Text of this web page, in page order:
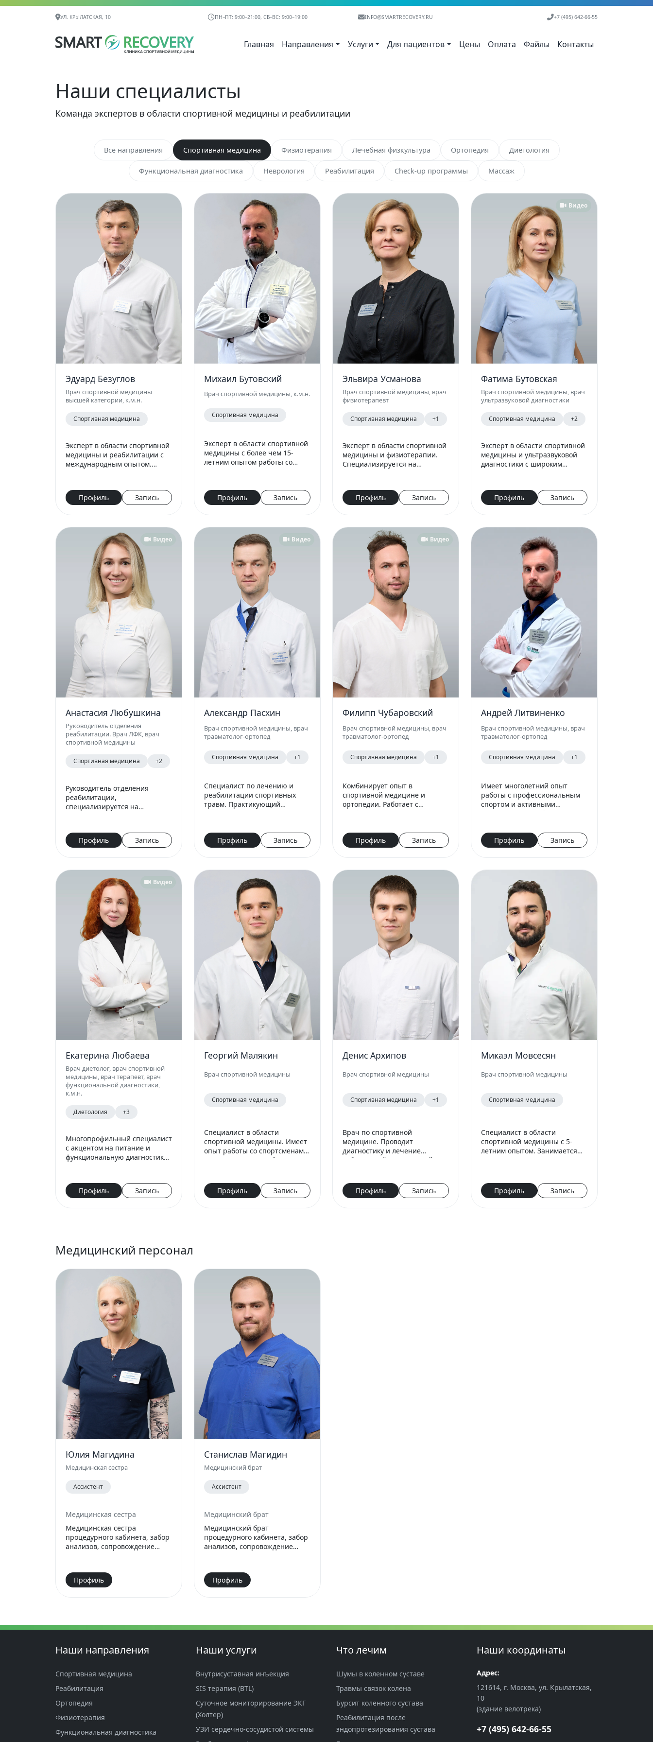
Контактная информация
УЛ. КРЫЛАТСКАЯ, 10 ПН–ПТ: 9:00–21:00, СБ–ВС: 9:00–19:00 INFO@SMARTRECOVERY.RU +7 (495) 642-66-55
Главная Направления Услуги Для пациентов Цены Оплата Файлы Контакты
Наши специалисты
Команда экспертов в области спортивной медицины и реабилитации
Все направления Спортивная медицина Физиотерапия Лечебная физкультура Ортопедия Диетология
Функциональная диагностика Неврология Реабилитация Check-up программы Массаж
Эдуард Безуглов
Врач спортивной медицины
высшей категории, к.м.н.
Спортивная медицина
Эксперт в области спортивной
медицины и реабилитации с
международным опытом.
данных Scopus и WoS.
Профиль Запись
Михаил Бутовский
Врач спортивной медицины, к.м.н.
Спортивная медицина
Эксперт в области спортивной
медицины с более чем 15-
летним опытом работы со
футбольных клубах и
национальной сборной,
обладает глу…
Профиль Запись
Эльвира Усманова
Врач спортивной медицины, врач
физиотерапевт
Спортивная медицина +1
Эксперт в области спортивной
медицины и физиотерапии.
Специализируется на
европейские протоколы.
Имеет опыт работы с нацио…
Профиль Запись
Видео
Фатима Бутовская
Врач спортивной медицины, врач
ультразвуковой диагностики
Спортивная медицина +2
Эксперт в области спортивной
медицины и ультразвуковой
диагностики с широким
подготовку, экспертные
навыки в области УЗИ и
Профиль Запись
Видео
Анастасия Любушкина
Руководитель отделения
реабилитации. Врач ЛФК, врач
спортивной медицины
Спортивная медицина +2
Руководитель отделения
реабилитации,
специализируется на
операций опорно-
двигательного аппарата.
Профиль Запись
Видео
Александр Пасхин
Врач спортивной медицины, врач
травматолог-ортопед
Спортивная медицина +1
Специалист по лечению и
реабилитации спортивных
травм. Практикующий
Профиль Запись
Видео
Филипп Чубаровский
Врач спортивной медицины, врач
травматолог-ортопед
Спортивная медицина +1
Комбинирует опыт в
спортивной медицине и
ортопедии. Работает с
профессиональными
Профиль
Запись
Андрей Литвиненко
Врач спортивной медицины, врач
травматолог-ортопед
Спортивная медицина +1
Имеет многолетний опыт
работы с профессиональным
спортом и активными
пациентами. В работе делает
консервативное лечение и
безопасное восстановление.
Профиль Запись
Видео
Екатерина Любаева
Врач диетолог, врач спортивной
медицины, врач терапевт, врач
функциональной диагностики,
к.м.н.
Диетология +3
Многопрофильный специалист
с акцентом на питание и
функциональную диагностику
Профиль Запись
Георгий Малякин
Врач спортивной медицины
Спортивная медицина
Специалист в области
спортивной медицины. Имеет
опыт работы со спортсменами
высшего уровня. Работает в
Профиль
Запись
Денис Архипов
Врач спортивной медицины
Спортивная медицина +1
Врач по спортивной
медицине. Проводит
диагностику и лечение
заболеваний центральной и
современные методы терапии
болевых синдромов и нейр…
Профиль Запись
Микаэл Мовсесян
Врач спортивной медицины
Спортивная медицина
Специалист в области
спортивной медицины с 5-
летним опытом. Занимается
восстановлением опорно-
двигательного ап…
Профиль Запись
Медицинский персонал
Юлия Магидина
Медицинская сестра
Ассистент
Медицинская сестра
Медицинская сестра
процедурного кабинета, забор
анализов, сопровождение
Профиль
Станислав Магидин
Медицинский брат
Ассистент
Медицинский брат
Медицинский брат
процедурного кабинета, забор
анализов, сопровождение
Профиль
Наши направления
Спортивная медицина
Реабилитация
Ортопедия
Физиотерапия
Функциональная диагностика
Наши услуги
Внутрисуставная инъекция
SIS терапия (BTL)
Суточное мониторирование ЭКГ
(Холтер)
УЗИ сердечно-сосудистой системы
Что лечим
Шумы в коленном суставе
Травмы связок колена
Бурсит коленного сустава
Реабилитация после
эндопротезирования сустава
Наши координаты
Адрес:
121614, г. Москва, ул. Крылатская,
10
(здание велотрека)
+7 (495) 642-66-55